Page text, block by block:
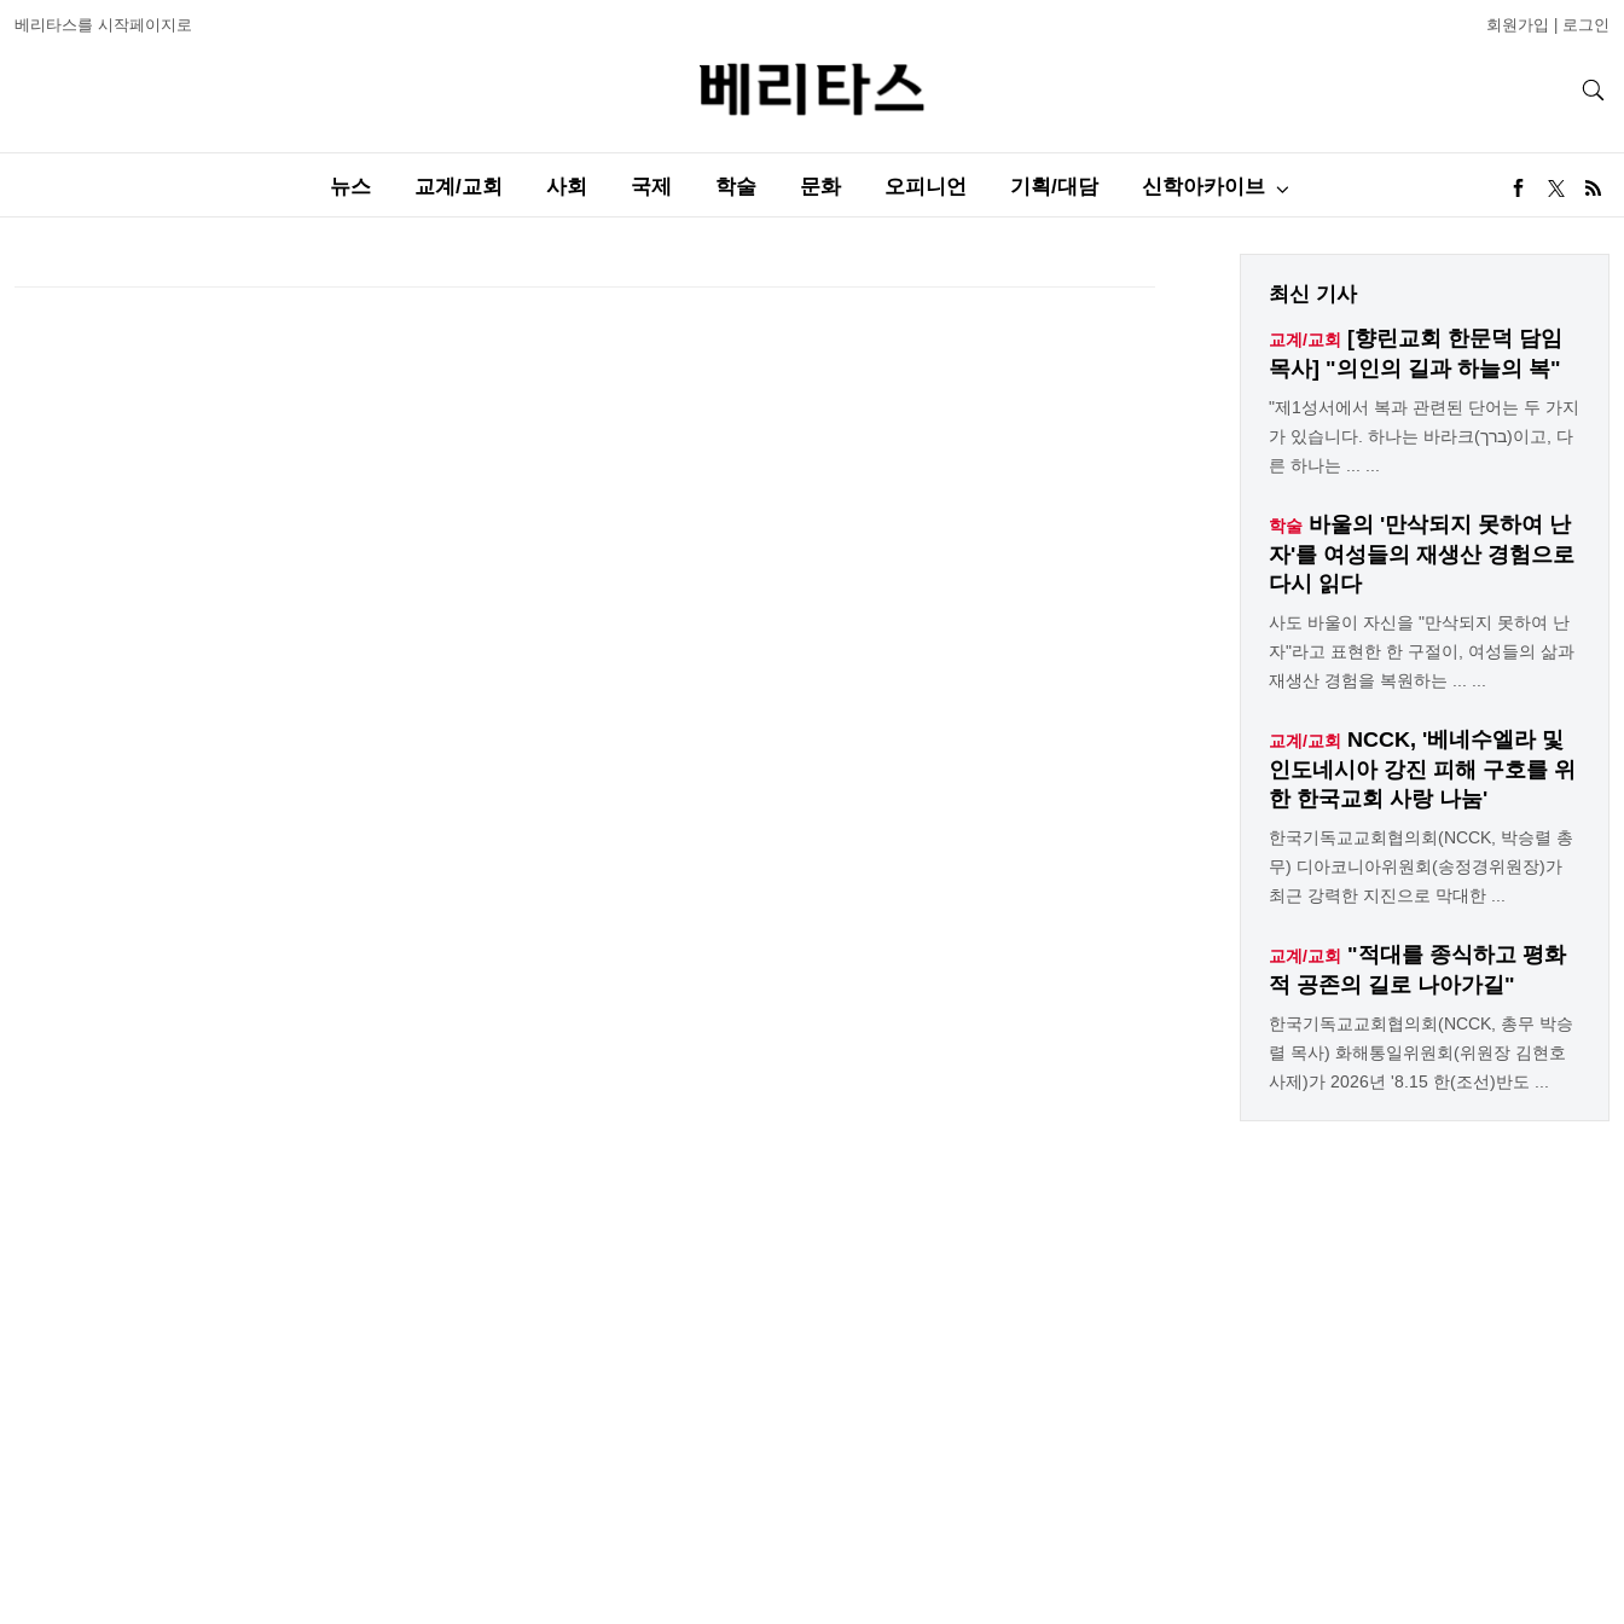
베리타스를 시작페이지로 회원가입 로그인
뉴스 교계/교회 사회 국제 학술 문화 오피니언 기획/대담 신학아카이브
최신 기사
교계/교회
[향린교회 한문덕 담임
목사] "의인의 길과 하늘의 복"
"제1성서에서 복과 관련된 단어는 두 가지
가 있습니다. 하나는 바라크(ברך)이고, 다
른 하나는 ... ...
학술 바울의 '만삭되지 못하여 난
자'를 여성들의 재생산 경험으로
다시 읽다
사도 바울이 자신을 "만삭되지 못하여 난
자"라고 표현한 한 구절이, 여성들의 삶과
재생산 경험을 복원하는 ... ...
교계/교회 NCCK, '베네수엘라 및
인도네시아 강진 피해 구호를 위
한 한국교회 사랑 나눔'
한국기독교교회협의회(NCCK, 박승렬 총
무) 디아코니아위원회(송정경위원장)가
최근 강력한 지진으로 막대한 ...
교계/교회 "적대를 종식하고 평화
적 공존의 길로 나아가길"
한국기독교교회협의회(NCCK, 총무 박승
렬 목사) 화해통일위원회(위원장 김현호
사제)가 2026년 '8.15 한(조선)반도 ...